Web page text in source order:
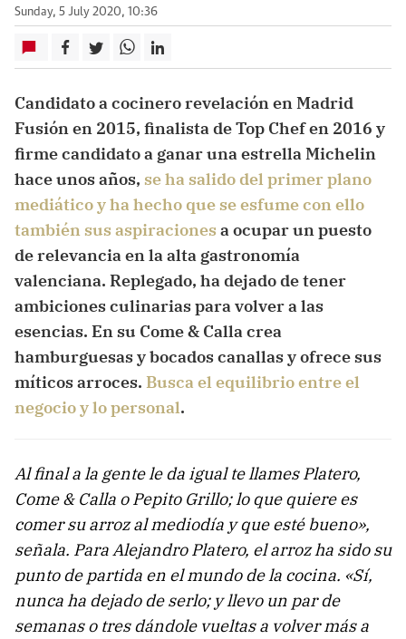
Sunday, 5 July 2020, 10:36
Candidato a cocinero revelación en Madrid
Fusión en 2015, finalista de Top Chef en 2016 y
firme candidato a ganar una estrella Michelin
hace unos años, se ha salido del primer plano
mediático y ha hecho que se esfume con ello
también sus aspiraciones a ocupar un puesto
de relevancia en la alta gastronomía
valenciana. Replegado, ha dejado de tener
ambiciones culinarias para volver a las
esencias. En su Come & Calla crea
hamburguesas y bocados canallas y ofrece sus
míticos arroces. Busca el equilibrio entre el
negocio y lo personal.
Al final a la gente le da igual te llames Platero,
Come & Calla o Pepito Grillo; lo que quiere es
comer su arroz al mediodía y que esté bueno»,
señala. Para Alejandro Platero, el arroz ha sido su
punto de partida en el mundo de la cocina. «Sí,
nunca ha dejado de serlo; y llevo un par de
semanas o tres dándole vueltas a volver más a